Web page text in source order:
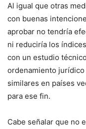
Al igual que otras
con buenas
aprobar no tendría
ni reduciría los
con un estudio
ordenamiento
similares en países
para ese fin.
Cabe señalar que no